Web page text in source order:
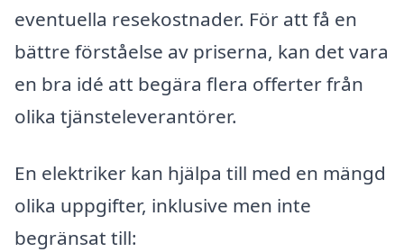
eventuella resekostnader. För att få en
bättre förståelse av priserna, kan det vara
en bra idé att begära flera offerter från
olika tjänsteleverantörer.
En elektriker kan hjälpa till med en mängd
olika uppgifter, inklusive men inte
begränsat till: